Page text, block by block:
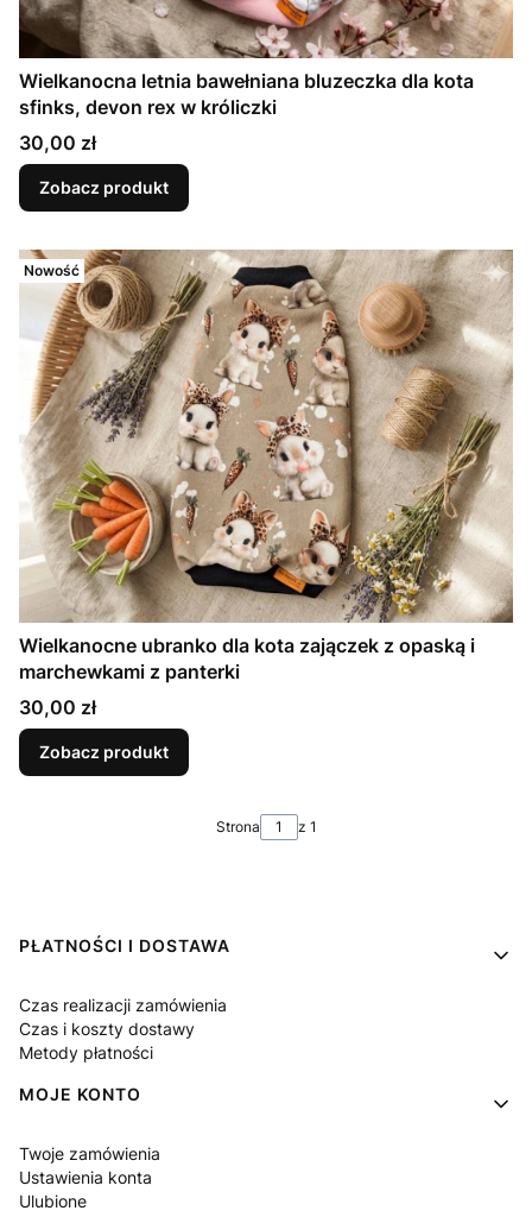
Wielkanocna letnia bawełniana bluzeczka dla kota
sfinks, devon rex w króliczki
Cena
30,00 zł
Zobacz produkt
Nowość
Wielkanocne ubranko dla kota zajączek z opaską i
marchewkami z panterki
Cena
30,00 zł
Zobacz produkt
Strona z 1
Linki w stopce
PŁATNOŚCI I DOSTAWA
Czas realizacji zamówienia
Czas i koszty dostawy
Metody płatności
MOJE KONTO
Twoje zamówienia
Ustawienia konta
Ulubione